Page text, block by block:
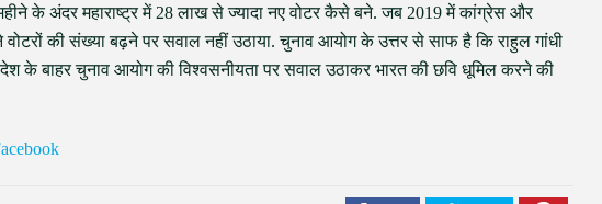
के अंदर महाराष्ट्र में 28 लाख से ज्यादा नए वोटर कैसे बने. जब 2019 में कांग्रेस और
की संख्या बढ़ने पर सवाल नहीं उठाया. चुनाव आयोग के उत्तर से साफ है कि राहुल गांधी
देश के बाहर चुनाव आयोग की विश्वसनीयता पर सवाल उठाकर भारत की छवि धूमिल करने की